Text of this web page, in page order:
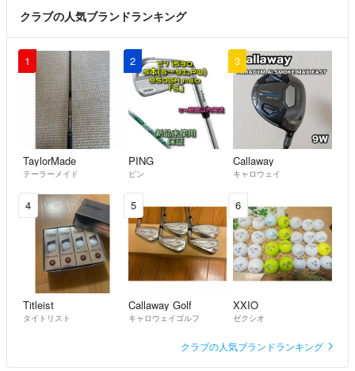
クラブの人気ブランドランキング
1
TaylorMade
テーラーメイド
2
PING
ピン
3
Callaway
キャロウェイ
4
Titleist
タイトリスト
5
Callaway Golf
キャロウェイゴルフ
6
XXIO
ゼクシオ
クラブの人気ブランドランキング